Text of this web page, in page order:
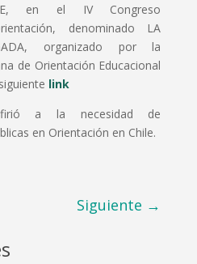
en el IV Congreso
denominado LA
organizado por la
de Orientación Educacional
link
a la necesidad de
en Orientación en Chile.
Siguiente →